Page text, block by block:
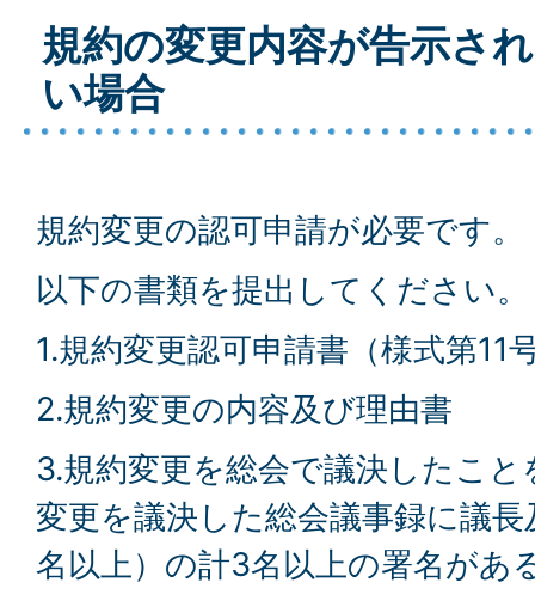
規約の変更内容が告示さ
い場合
規約変更の認可申請が必要です。
以下の書類を提出してください。
1.規約変更認可申請書（様式第11
2.規約変更の内容及び理由書
3.規約変更を総会で議決したこ
変更を議決した総会議事録に議
名以上）の計3名以上の署名があ